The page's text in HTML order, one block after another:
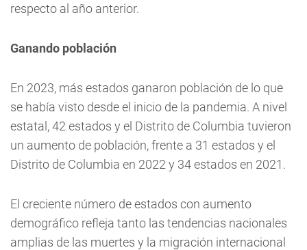
respecto al año anterior.
Ganando población
En 2023, más estados ganaron población de lo que
se había visto desde el inicio de la pandemia. A nivel
estatal, 42 estados y el Distrito de Columbia tuvieron
un aumento de población, frente a 31 estados y el
Distrito de Columbia en 2022 y 34 estados en 2021.
El creciente número de estados con aumento
demográfico refleja tanto las tendencias nacionales
amplias de las muertes y la migración internacional